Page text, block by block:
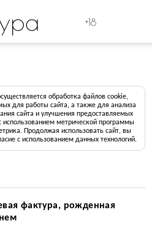
+18
обработка файлов cookie,
для работы сайта, а также для анализа
сайта и улучшения предоставляемых
использованием метрической программы
Продолжая использовать сайт, вы
с использованием данных технологий.
фактура, рожденная